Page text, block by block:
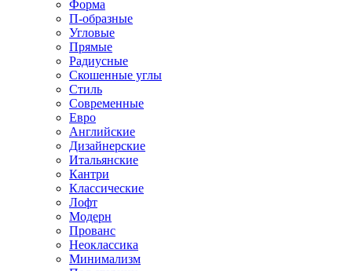
Форма
П-образные
Угловые
Прямые
Радиусные
Скошенные углы
Стиль
Современные
Евро
Английские
Дизайнерские
Итальянские
Кантри
Классические
Лофт
Модерн
Прованс
Неоклассика
Минимализм